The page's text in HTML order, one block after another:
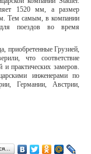
1520 мм, а размер
Тем самым, в компании
поездов во время
приобретенные Грузией,
что соответствие
и практических замеров.
инженерами по
Германии, Австрии,